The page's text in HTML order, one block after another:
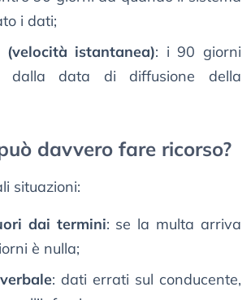
i dati;
(velocità istantanea): i 90 giorni
dalla data di diffusione della
davvero fare ricorso?
situazioni:
dai termini: se la multa arriva
è nulla;
: dati errati sul conducente,